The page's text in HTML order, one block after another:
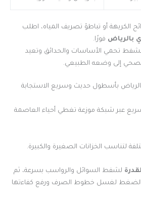
الكريهة أو تباطؤ تصريف المياه، اطلب
بالرياض فورًا.
تحمي الأساسات والحدائق وتعيد
إلى وضعه الطبيعي.
بأسطول حديث وسريع الاستجابة
عبر شبكة موزعة تغطي أحياء العاصمة
لتناسب الخزانات الصغيرة والكبيرة.
لشفط السوائل والرواسب بسرعة، ثم
الضغط لغسل خطوط الصرف ورفع كفاءتها